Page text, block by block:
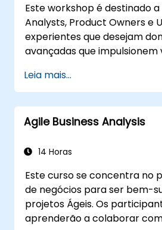
eficácia dos projectos e das
organização, assegurando
introduzidas são pertinentes,
respondem plenamente às
empresa.
Este workshop é destinado a
Analysts, Product Owners e
experientes que desejam
avançadas que
ferramentas aplicáveis, os
aprenderão a analisar
otimizar processos, engajar
traduzir estratégias em ações
aumentar o impacto e
Leia mais...
Agile Business Analysis
14 Horas
Este curso se concentra no
de negócios para ser bem-
projetos Ágeis. Os
aprenderão a colaborar